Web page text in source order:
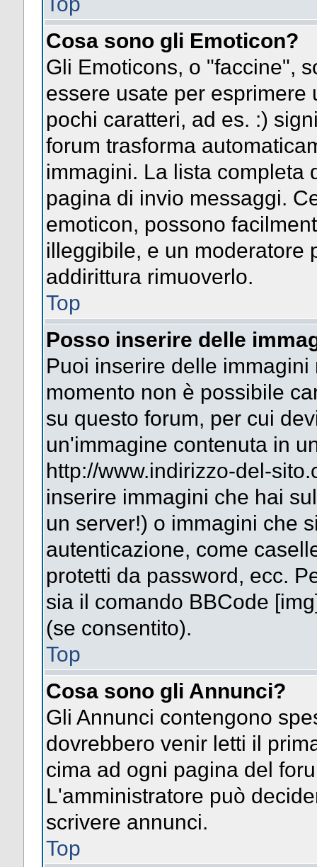
Cosa sono gli Emoticon?
Gli Emoticons, o "faccine",
essere usate per
pochi caratteri, ad es. :)
forum trasforma
immagini. La lista completa
pagina di invio messaggi.
emoticon, possono
illeggibile, e un moderatore
addirittura rimuoverlo.
Top
Posso inserire delle
Puoi inserire delle
momento non è possibile
su questo forum, per cui
un'immagine contenuta in
http://www.indirizzo-del-
inserire immagini che hai
un server!) o immagini che
autenticazione, come
protetti da password, ecc.
sia il comando BBCode
(se consentito).
Top
Cosa sono gli Annunci?
Gli Annunci contengono
dovrebbero venir letti il
cima ad ogni pagina del
L'amministratore può
scrivere annunci.
Top